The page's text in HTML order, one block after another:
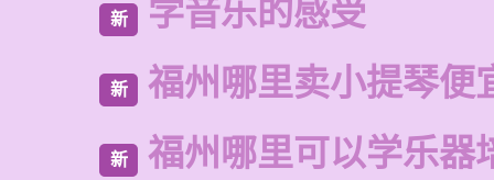
新 学音乐的感受
新 福州哪里卖小提琴便
新 福州哪里可以学乐器